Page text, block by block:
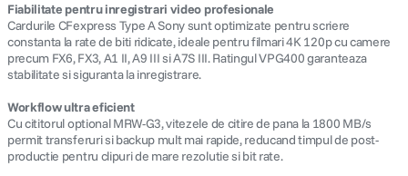
6. lavaliera
7 card memorie
8 ulanzi
9. insta 360
Fiabilitate pentru inregistrari video profesionale
Cardurile CFexpress Type A Sony sunt optimizate pentru scriere
constanta la rate de biti ridicate, ideale pentru filmari 4K 120p cu camere
precum FX6, FX3, A1 II, A9 III si A7S III. Ratingul VPG400 garanteaza
stabilitate si siguranta la inregistrare.
Workflow ultra eficient
Cu cititorul optional MRW-G3, vitezele de citire de pana la 1800 MB/s
permit transferuri si backup mult mai rapide, reducand timpul de post-
productie pentru clipuri de mare rezolutie si bit rate.